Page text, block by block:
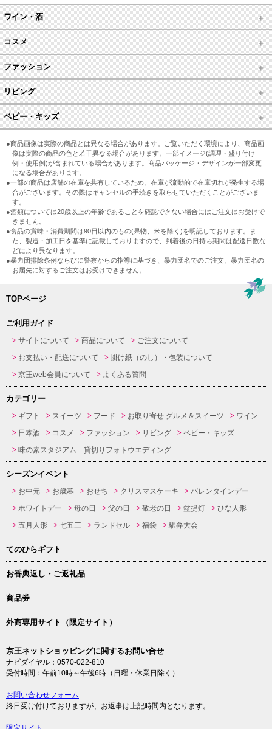
ワイン・酒
コスメ
ファッション
リビング
ベビー・キッズ
●商品画像は実際の商品とは異なる場合があります。ご覧いただく環境により、商品画
像は実際の商品の色と若干異なる場合があります。一部イメージ(調理・盛り付け
例・使用例)が含まれている場合があります。商品パッケージ・デザインが一部変更
になる場合があります。
●一部の商品は店舗の在庫を共有しているため、在庫が流動的で在庫切れが発生する場
合がございます。その際はキャンセルの手続きを取らせていただくことがございま
す。
●酒類については20歳以上の年齢であることを確認できない場合にはご注文はお受けで
きません。
●食品の賞味・消費期間は90日以内のもの(果物、米を除く)を明記しております。ま
た、製造・加工日を基準に記載しておりますので、到着後の日持ち期間は配送日数な
どにより異なります。
●暴力団排除条例ならびに警察からの指導に基づき、暴力団名でのご注文、暴力団名の
お届先に対するご注文はお受けできません。
TOPページ
ご利用ガイド
サイトについて 商品について
ご注文について
お支払い・配送について
掛け紙（のし）・包装について
京王web会員について
よくある質問
カテゴリー
ギフト スイーツ フード お取り寄せ グルメ＆スイーツ
ワイン
日本酒
コスメ ファッション リビング
ベビー・キッズ
味の素スタジアム 貸切りフォトウエディング
シーズンイベント
お中元 お歳暮 おせち クリスマスケーキ
バレンタインデー
ホワイトデー
母の日 父の日 敬老の日 盆提灯
ひな人形
五月人形
七五三 ランドセル 福袋 駅弁大会
てのひらギフト
お香典返し・ご返礼品
商品券
外商専用サイト（限定サイト）
京王ネットショッピングに関するお問い合せ
ナビダイヤル：0570-022-810
受付時間：午前10時～午後6時（日曜・休業日除く）
お問い合わせフォーム
終日受け付けておりますが、お返事は上記時間内となります。